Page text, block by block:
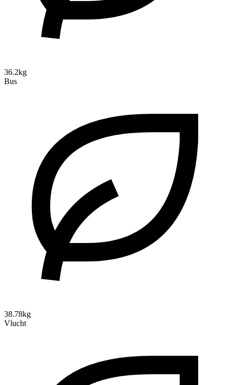
36.2kg
Bus
38.78kg
Vlucht